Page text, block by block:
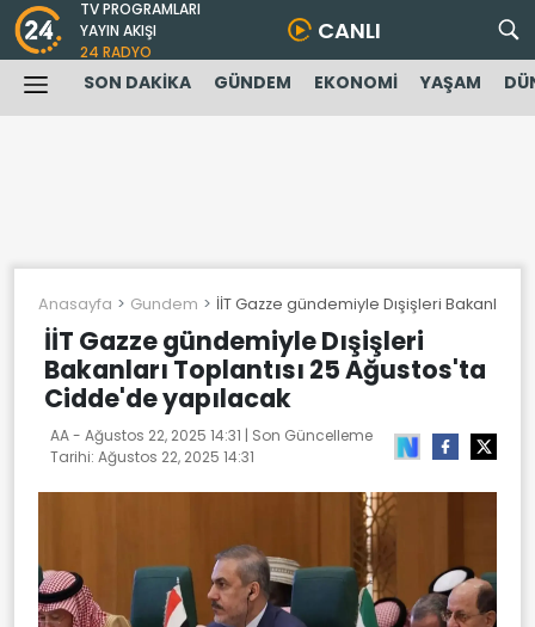
TV PROGRAMLARI
YAYIN AKIŞI
24 RADYO
CANLI
SON DAKİKA GÜNDEM EKONOMİ YAŞAM
Anasayfa Gundem İİT Gazze gündemiyle Dışişleri Bakanları
İİT Gazze gündemiyle Dışişleri
Bakanları Toplantısı 25 Ağustos'ta
Cidde'de yapılacak
AA - Ağustos 22, 2025 14:31 | Son Güncelleme
Tarihi: Ağustos 22, 2025 14:31